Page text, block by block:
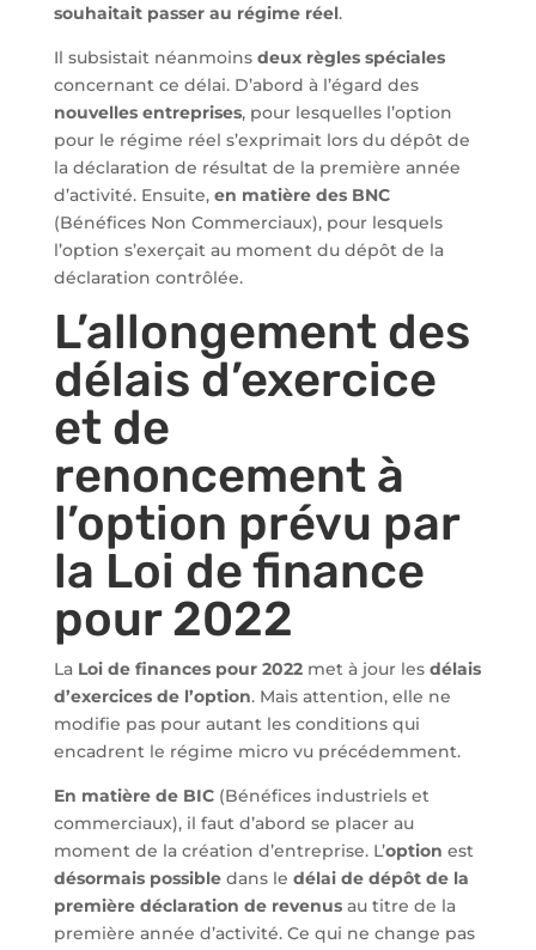
souhaitait passer au régime réel.
Il subsistait néanmoins deux règles spéciales
concernant ce délai. D’abord à l’égard des
nouvelles entreprises, pour lesquelles l’option
pour le régime réel s’exprimait lors du dépôt de
la déclaration de résultat de la première année
d’activité. Ensuite, en matière des BNC
(Bénéfices Non Commerciaux), pour lesquels
l’option s’exerçait au moment du dépôt de la
déclaration contrôlée.
L’allongement des
délais d’exercice
et de
renoncement à
l’option prévu par
la Loi de finance
pour 2022
La Loi de finances pour 2022met à jour les délais
d’exercices de l’option. Mais attention, elle ne
modifie pas pour autant les conditions qui
encadrent le régime micro vu précédemment.
En matière de BIC(Bénéfices industriels et
commerciaux), il faut d’abord se placer au
moment de la création d’entreprise. L’option est
désormais possibledans le délai de dépôt de la
première déclaration de revenusau titre de la
première année d’activité. Ce qui ne change pas